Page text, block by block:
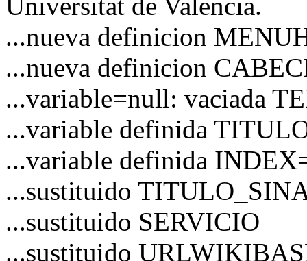
...nueva definicion
...nueva definicion
...variable=null: vaciada
...variable definida
...variable definida
...sustituido
...sustituido SERVICIO
...sustituido